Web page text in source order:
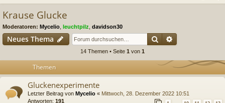
riff
Krause Glucke
Moderatoren: Mycelio leuchtpilz davidson30
Neues Thema Suche
14 Themen • Seite 1 von 1
Themen
Gluckenexperimente
Letzter Beitrag von Mycelio « Mittwoch, 28. Dezember 2022 10:51
Antworten: 191